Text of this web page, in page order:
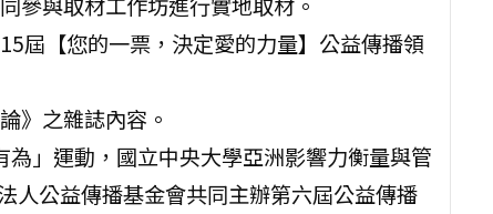
屆【您的一票，決定愛的力量】公益傳播領
》之雜誌內容。
」運動，國立中央大學亞洲影響力衡量與管
人公益傳播基金會共同主辦第六屆公益傳播